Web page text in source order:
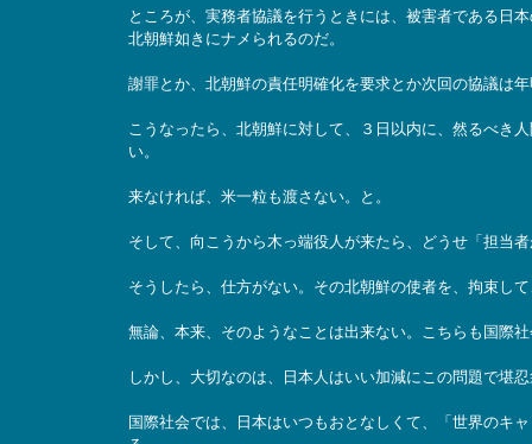
ところが、実務者協議を行うときには、被害者である日
北朝鮮如きにナメられるのだ。
謝罪とか、北朝鮮の責任明確化を要求とか次回の協議は
こうなったら、北朝鮮に対して、３日以内に、然るべき
い。
来なければ、米一粒も渡さない。と。
そして、向こうから木っ端役人が来たら、どうせ「担当
そうしたら、仕方がない。その北朝鮮の使者を、拘束し
無論、本来、そのようなことは出来ない。こちらも国際
しかし、大切なのは、日本人はいい加減にこの問題で堪
国際社会では、日本はいつもおとなしくて、「世界のキ